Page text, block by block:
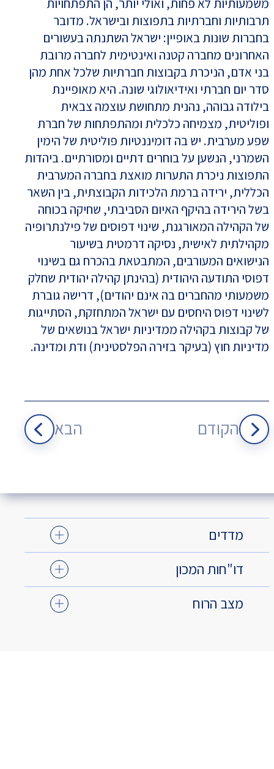
משמעותיות לא פחות, ואולי יותר, הן התפתחויות
תרבותיות וחברתיות בתפוצות ובישראל. מדובר
בחברות שונות באופיין: ישראל השתנתה בעשורים
האחרונים מחברה קטנה ואינטימית לחברה מרובת
בני אדם, הניכרת בקבוצות חברתיות שלכל אחת מהן
סדר יום חברתי ואידיאולוגי שונה. היא מאופיינת
בילודה גבוהה, נהנית מתחושת עוצמה צבאית
ופוליטית, מצמיחה כלכלית ומהתפתחות של חברת
שפע מערבית. יש בה דומיננטיות פוליטית של הימין
השמרני, הנשען על בוחרים דתיים ומסורתיים. ביהדות
התפוצות ניכרת התערות מואצת בחברה המערבית
הכללית, ירידה ברמת הלכידות הקבוצתית, בין השאר
בשל הירידה בהיקף האיום הסביבתי, שחיקה בכוחה
של הקהילה המאורגנת, שינוי דפוסים של פילנתרופיה
מקהילתית לאישית, נסיקה דרמטית בשיעור
הנישואים המעורבים, המתבטאת בהכרח גם בשינוי
דפוסי התודעה היהודית (בהינתן קהילה יהודית שחלק
משמעותי מהחברים בה אינם יהודים), דרישה גוברת
לשינוי דפוס היחסים עם ישראל המתחזקת, הסתייגות
של קבוצות בקהילה ממדיניות ישראל בנושאים של
מדיניות חוץ (בעיקר בזירה הפלסטינית) ודת ומדינה.
הקודם הבא
מדדים
דו"חות המכון
מצב הרוח